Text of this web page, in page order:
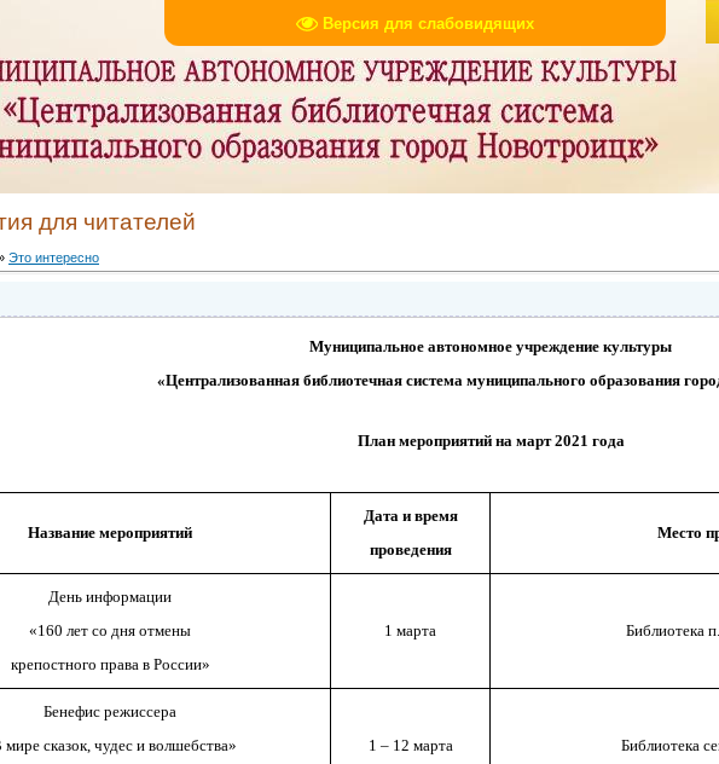
Версия для слабовидящих
для читателей
Это интересно
Муниципальное автономное учреждение культуры
«Централизованная библиотечная система муниципального образования
План мероприятий на март 2021 года
Название мероприятий
Дата и время
проведения
Место
День информации
«160 лет со дня отмены
крепостного права в России»
1 марта Библиотека
Бенефис режиссера
сказок, чудес и волшебства»
1 – 12 марта Библиотека